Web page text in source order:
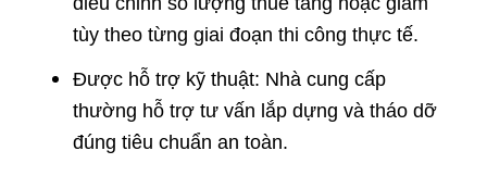
tùy theo từng giai đoạn thi công thực tế.
Được hỗ trợ kỹ thuật: Nhà cung cấp
thường hỗ trợ tư vấn lắp dựng và tháo dỡ
đúng tiêu chuẩn an toàn.